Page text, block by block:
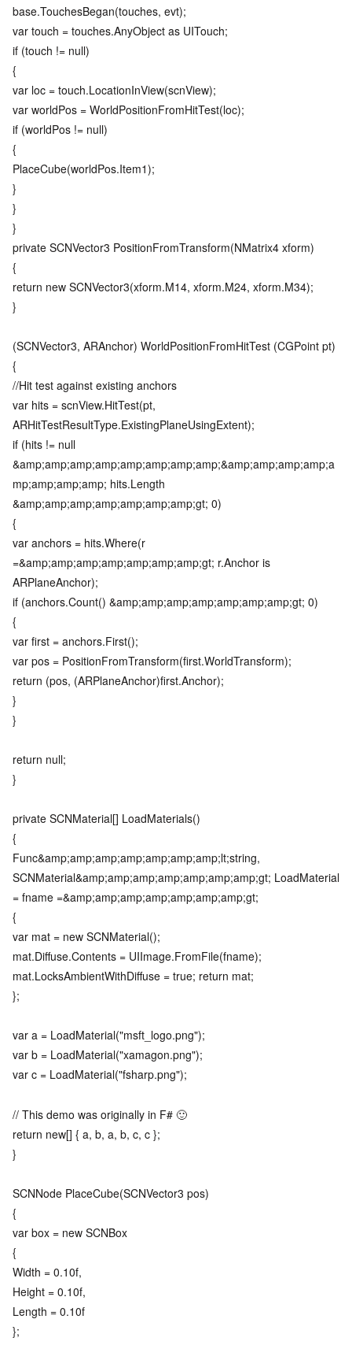
base.TouchesBegan(touches, evt);
var touch = touches.AnyObject as UITouch;
if (touch != null)
{
var loc = touch.LocationInView(scnView);
var worldPos = WorldPositionFromHitTest(loc);
if (worldPos != null)
{
PlaceCube(worldPos.Item1);
}
}
}
private SCNVector3 PositionFromTransform(NMatrix4 xform)
{
return new SCNVector3(xform.M14, xform.M24, xform.M34);
}
(SCNVector3, ARAnchor) WorldPositionFromHitTest (CGPoint pt)
{
//Hit test against existing anchors
var hits = scnView.HitTest(pt,
ARHitTestResultType.ExistingPlaneUsingExtent);
if (hits != null
&amp;amp;amp;amp;amp;amp;amp;amp;&amp;amp;amp;amp;a
mp;amp;amp;amp; hits.Length
&amp;amp;amp;amp;amp;amp;amp;gt; 0)
{
var anchors = hits.Where(r
=&amp;amp;amp;amp;amp;amp;amp;gt; r.Anchor is
ARPlaneAnchor);
if (anchors.Count() &amp;amp;amp;amp;amp;amp;amp;gt; 0)
{
var first = anchors.First();
var pos = PositionFromTransform(first.WorldTransform);
return (pos, (ARPlaneAnchor)first.Anchor);
}
}
return null;
}
private SCNMaterial[] LoadMaterials()
{
Func&amp;amp;amp;amp;amp;amp;amp;lt;string,
SCNMaterial&amp;amp;amp;amp;amp;amp;amp;gt; LoadMaterial
= fname =&amp;amp;amp;amp;amp;amp;amp;gt;
{
var mat = new SCNMaterial();
mat.Diffuse.Contents = UIImage.FromFile(fname);
mat.LocksAmbientWithDiffuse = true; return mat;
};
var a = LoadMaterial("msft_logo.png");
var b = LoadMaterial("xamagon.png");
var c = LoadMaterial("fsharp.png");
// This demo was originally in F# 🙂
return new[] { a, b, a, b, c, c };
}
SCNNode PlaceCube(SCNVector3 pos)
{
var box = new SCNBox
{
Width = 0.10f,
Height = 0.10f,
Length = 0.10f
};